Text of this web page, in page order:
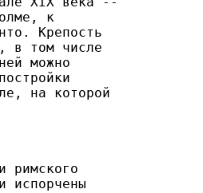
к
Крепость
в том числе
можно
на которой
римского
испорчены